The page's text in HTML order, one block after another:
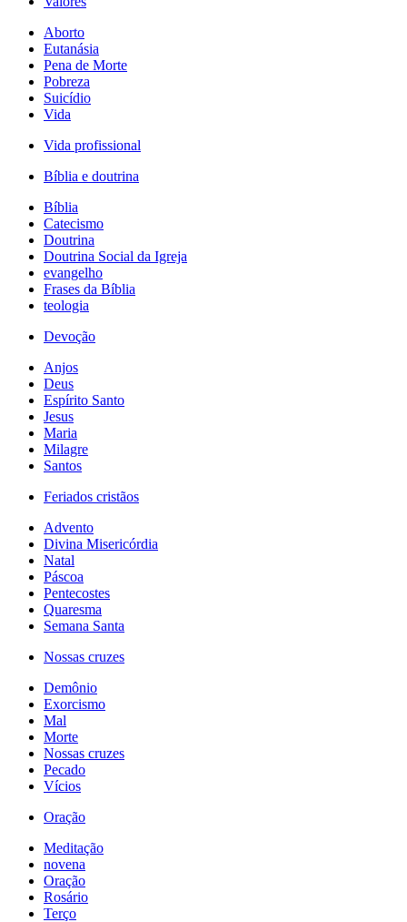
Aborto
Eutanásia
Pena de Morte
Pobreza
Suicídio
Vida
Vida profissional
Bíblia e doutrina
Bíblia
Catecismo
Doutrina
Doutrina Social da Igreja
evangelho
Frases da Bíblia
teologia
Devoção
Anjos
Deus
Espírito Santo
Jesus
Maria
Milagre
Santos
Feriados cristãos
Advento
Divina Misericórdia
Natal
Páscoa
Pentecostes
Quaresma
Semana Santa
Nossas cruzes
Demônio
Exorcismo
Mal
Morte
Nossas cruzes
Pecado
Vícios
Oração
Meditação
novena
Oração
Rosário
Terço